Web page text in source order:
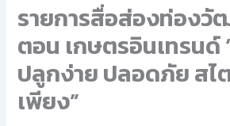
รายการสื่อส่องท่องวั
ตอน เกษตรอินเทรนด์
ปลูกง่าย ปลอดภัย สไ
เพียง”